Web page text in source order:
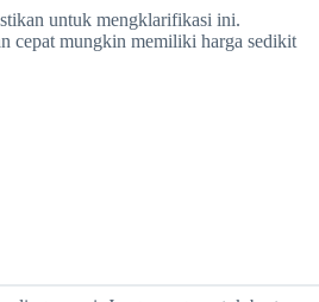
untuk mengklarifikasi ini.
cepat mungkin memiliki harga sedikit